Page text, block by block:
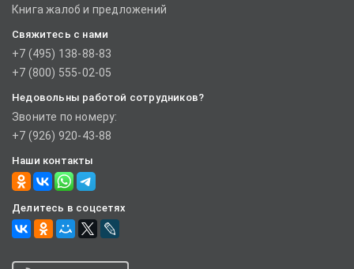
Книга жалоб и предложений
Свяжитесь с нами
+7 (495) 138-88-83
+7 (800) 555-02-05
Недовольны работой сотрудников?
Звоните по номеру:
+7 (926) 920-43-88
Наши контакты
Делитесь в соцсетях